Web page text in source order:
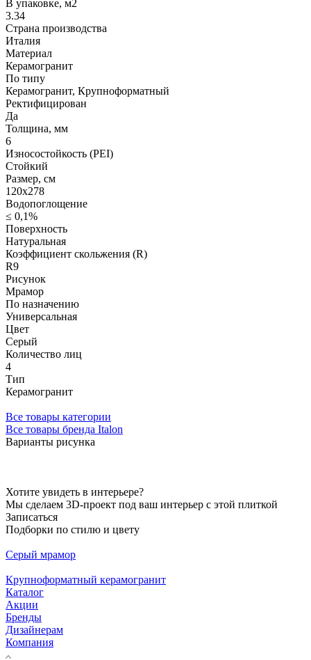
В упаковке, м2
3.34
Страна производства
Италия
Материал
Керамогранит
По типу
Керамогранит, Крупноформатный
Ректифицирован
Да
Толщина, мм
6
Износостойкость (PEI)
Стойкий
Размер, см
120х278
Водопоглощение
≤ 0,1%
Поверхность
Натуральная
Коэффициент скольжения (R)
R9
Рисунок
Мрамор
По назначению
Универсальная
Цвет
Серый
Количество лиц
4
Тип
Керамогранит
Все товары категории
Все товары бренда Italon
Варианты рисунка
Хотите увидеть в интерьере?
Мы сделаем 3D-проект под ваш интерьер с этой плиткой
Записаться
Подборки по стилю и цвету
Серый мрамор
Крупноформатный керамогранит
Каталог
Акции
Бренды
Дизайнерам
Компания